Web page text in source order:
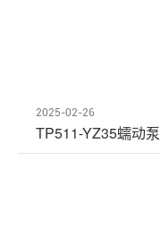
2025-02-26
TP511-YZ35蠕动泵